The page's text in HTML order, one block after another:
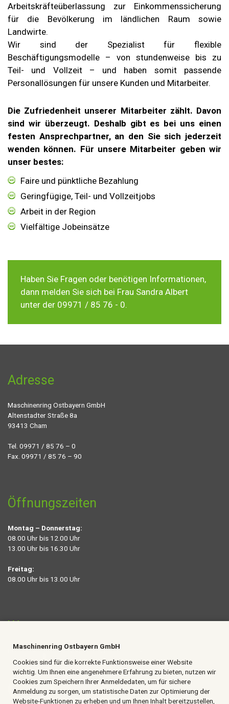
Arbeitskräfteüberlassung zur Einkommenssicherung
für die Bevölkerung im ländlichen Raum sowie
Landwirte.
Wir sind der Spezialist für flexible
Beschäftigungsmodelle – von stundenweise bis zu
Teil- und Vollzeit – und haben somit passende
Personallösungen für unsere Kunden und Mitarbeiter.
Die Zufriedenheit unserer Mitarbeiter zählt. Davon
sind wir überzeugt. Deshalb gibt es bei uns einen
festen Ansprechpartner, an den Sie sich jederzeit
wenden können. Für unsere Mitarbeiter geben wir
unser bestes:
Faire und pünktliche Bezahlung
Geringfügige, Teil- und Vollzeitjobs
Arbeit in der Region
Vielfältige Jobeinsätze
Haben Sie Fragen oder benötigen Informationen,
dann melden Sie sich bei Frau Sandra Albert
unter der 09971 / 85 76 - 0.
Adresse
Maschinenring Ostbayern GmbH
Altenstadter Straße 8a
93413 Cham
Tel. 09971 / 85 76 – 0
Fax. 09971 / 85 76 – 90
Öffnungszeiten
Montag – Donnerstag:
08.00 Uhr bis 12.00 Uhr
13.00 Uhr bis 16.30 Uhr
Freitag:
08.00 Uhr bis 13.00 Uhr
Wetter
Maschinenring Ostbayern GmbH,93413 Cham
18 °C
Maschinenring Ostbayern GmbH
Cookies sind für die korrekte Funktionsweise einer Website
wichtig. Um Ihnen eine angenehmere Erfahrung zu bieten, nutzen wir
Cookies zum Speichern Ihrer Anmeldedaten, um für sichere
Anmeldung zu sorgen, um statistische Daten zur Optimierung der
Website-Funktionen zu erheben und um Ihnen Inhalt bereitzustellen,